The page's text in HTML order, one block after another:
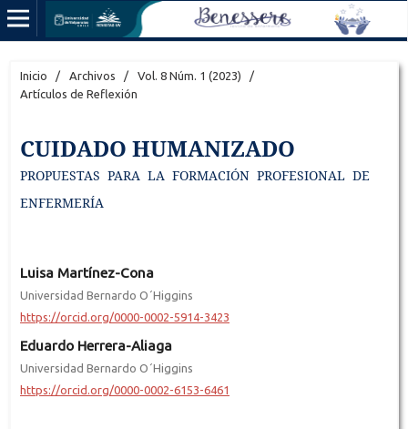
Inicio / Archivos / Vol. 8 Núm. 1 (2023)
/
Artículos de Reflexión
CUIDADO HUMANIZADO
PROPUESTAS PARA LA FORMACIÓN PROFESIONAL DE
ENFERMERÍA
Luisa Martínez-Cona
Universidad Bernardo O´Higgins
https://orcid.org/0000-0002-5914-3423
Eduardo Herrera-Aliaga
Universidad Bernardo O´Higgins
https://orcid.org/0000-0002-6153-6461